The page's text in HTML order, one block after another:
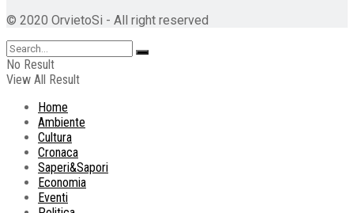
© 2020 OrvietoSi - All right reserved
No Result
View All Result
Home
Ambiente
Cultura
Cronaca
Saperi&Sapori
Economia
Eventi